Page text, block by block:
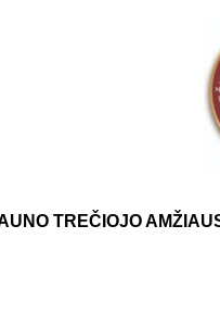
TREČIOJO